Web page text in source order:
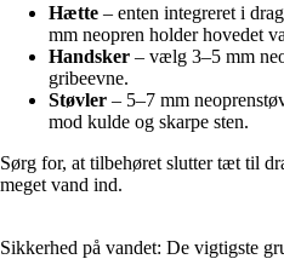
Hætte – enten integreret i
mm neopren holder hovedet
Handsker – vælg 3–5 mm
gribeevne.
Støvler – 5–7 mm
mod kulde og skarpe sten.
Sørg for, at tilbehøret slutter tæt til
meget vand ind.
Sikkerhed på vandet: De vigtigste